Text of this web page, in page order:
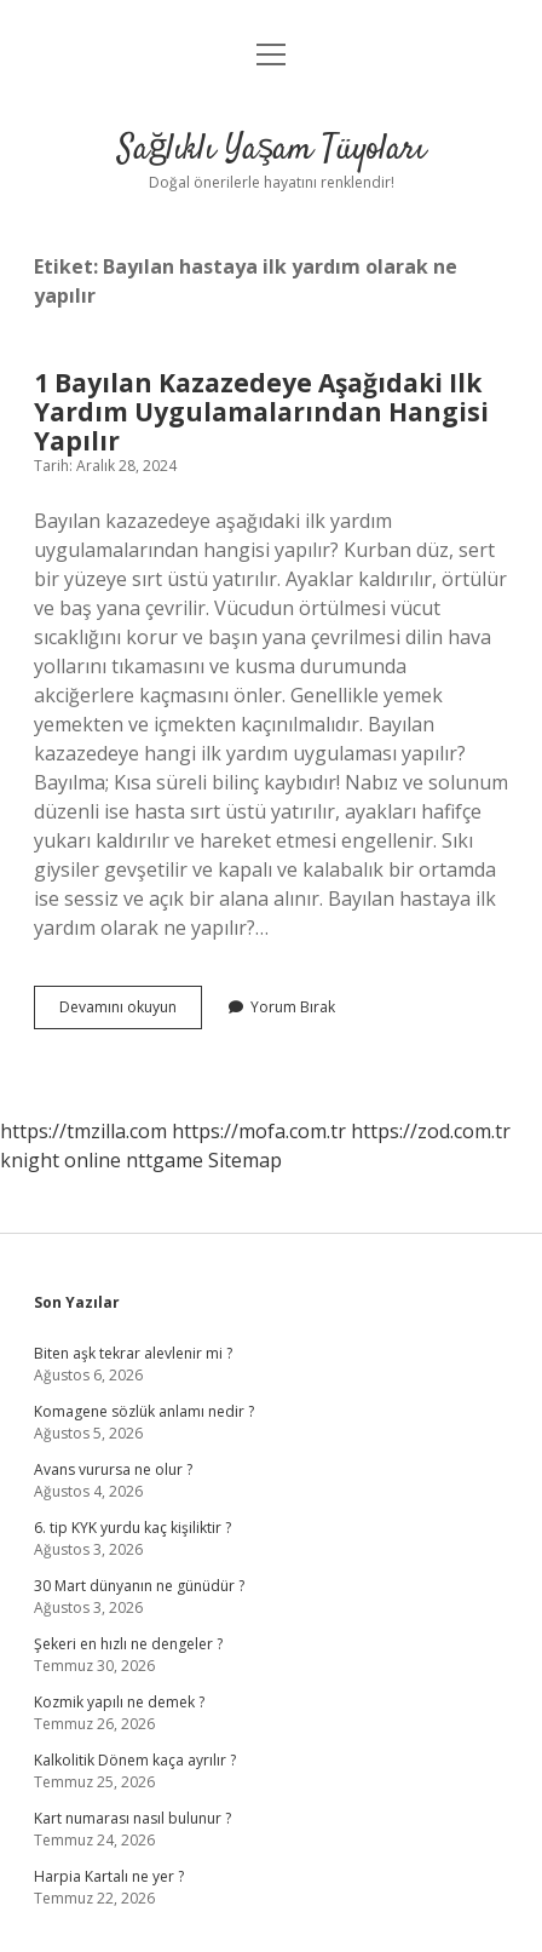
Anasayfa
Yasal Uyarı
menüyü
Sağlıklı Yaşam Tüyoları
Doğal önerilerle hayatını renklendir!
Etiket: Bayılan hastaya ilk yardım olarak ne
yapılır
1 Bayılan Kazazedeye Aşağıdaki Ilk
Yardım Uygulamalarından Hangisi
Yapılır
Tarih: Aralık 28, 2024
Bayılan kazazedeye aşağıdaki ilk yardım
uygulamalarından hangisi yapılır? Kurban düz, sert
bir yüzeye sırt üstü yatırılır. Ayaklar kaldırılır, örtülür
ve baş yana çevrilir. Vücudun örtülmesi vücut
sıcaklığını korur ve başın yana çevrilmesi dilin hava
yollarını tıkamasını ve kusma durumunda
akciğerlere kaçmasını önler. Genellikle yemek
yemekten ve içmekten kaçınılmalıdır. Bayılan
kazazedeye hangi ilk yardım uygulaması yapılır?
Bayılma; Kısa süreli bilinç kaybıdır! Nabız ve solunum
düzenli ise hasta sırt üstü yatırılır, ayakları hafifçe
yukarı kaldırılır ve hareket etmesi engellenir. Sıkı
giysiler gevşetilir ve kapalı ve kalabalık bir ortamda
ise sessiz ve açık bir alana alınır. Bayılan hastaya ilk
yardım olarak ne yapılır?…
Devamını okuyun
Bayılan
Uygulamalarından
Hangisi
Yorum Bırak
https://tmzilla.com https://mofa.com.tr https://zod.com.tr
knight online nttgame Sitemap
Sidebar
Son Yazılar
Biten aşk tekrar alevlenir mi ?
Ağustos 6, 2026
Komagene sözlük anlamı nedir ?
Ağustos 5, 2026
Avans vurursa ne olur ?
Ağustos 4, 2026
6. tip KYK yurdu kaç kişiliktir ?
Ağustos 3, 2026
30 Mart dünyanın ne günüdür ?
Ağustos 3, 2026
Şekeri en hızlı ne dengeler ?
Temmuz 30, 2026
Kozmik yapılı ne demek ?
Temmuz 26, 2026
Kalkolitik Dönem kaça ayrılır ?
Temmuz 25, 2026
Kart numarası nasıl bulunur ?
Temmuz 24, 2026
Harpia Kartalı ne yer ?
Temmuz 22, 2026